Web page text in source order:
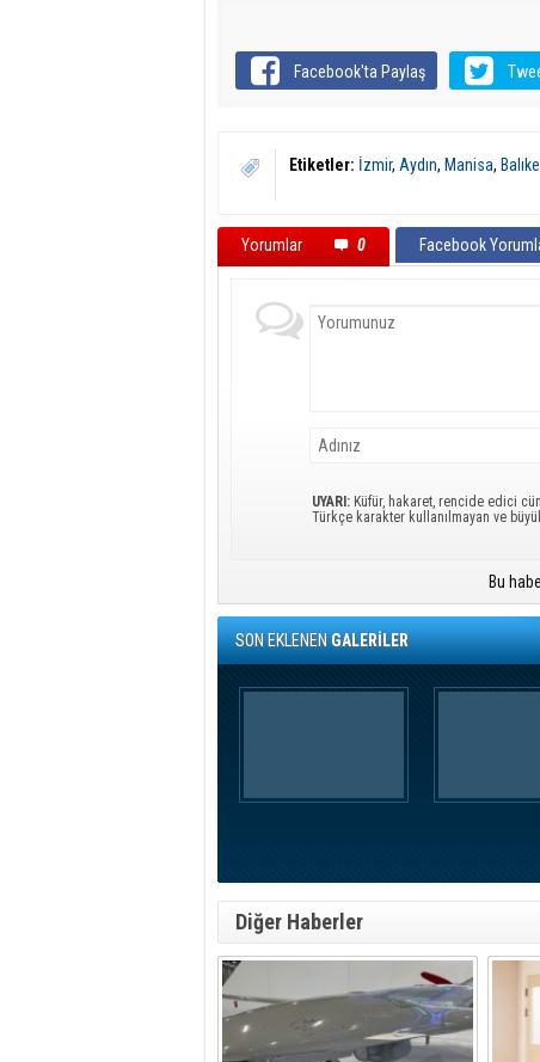
Facebook'ta Paylaş
Etiketler: İzmir, Aydın, Manisa,
Yorumlar 0 Facebook
UYARI: Küfür, hakaret, rencide edici
Türkçe karakter kullanılmayan ve
Bu
SON EKLENENGALERİLER
Diğer Haberler